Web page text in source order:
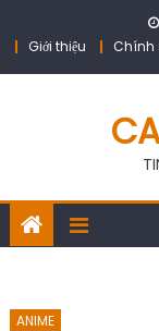
Giới thiệu
Chính
ANIME